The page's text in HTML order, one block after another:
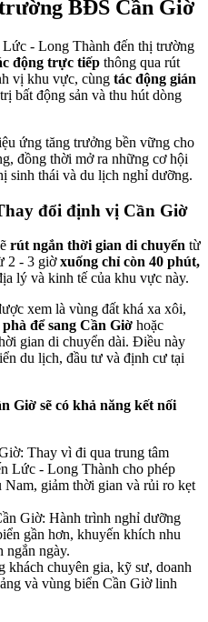
BĐS Cần Giờ
- Long Thành đến thị trường
động trực tiếp thông qua rút
vị khu vực, cùng tác động gián
bất động sản và thu hút dòng
ứng tăng trưởng bền vững cho
đồng thời mở ra những cơ hội
sinh thái và du lịch nghỉ dưỡng.
đổi định vị Cần Giờ
rút ngắn thời gian di chuyển từ
2 - 3 giờxuống chỉ còn 40 phút,
lý và kinh tế của khu vực này.
xem là vùng đất khá xa xôi,
để sang Cần Giờ hoặc
gian di chuyển dài. Điều này
du lịch, đầu tư và định cư tại
Giờ sẽ có khả năng kết nối
Thay vì đi qua trung tâm
Lức - Long Thành cho phép
giảm thời gian và rủi ro kẹt
Giờ: Hành trình nghỉ dưỡng
gần hơn, khuyến khích nhu
ngắn ngày.
khách chuyên gia, kỹ sư, doanh
và vùng biển Cần Giờ linh